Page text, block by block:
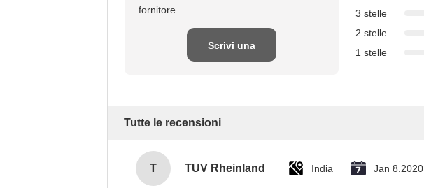
fornitore
Scrivi una
3 stelle
2 stelle
1 stelle
Tutte le recensioni
T TUV Rheinland India Jan 8.2020